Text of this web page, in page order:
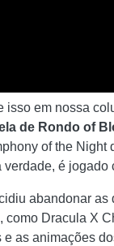
em nossa
de Rondo of
of the Night
é jogado
abandonar
Dracula X
as animações